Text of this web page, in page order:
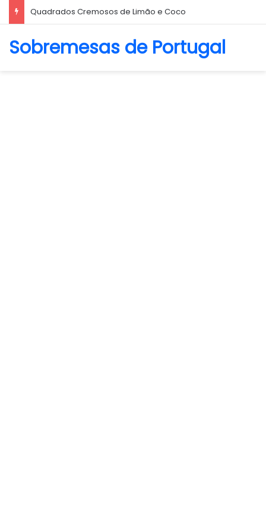
Quadrados Cremosos de Limão e Coco
Sobremesas de Portugal